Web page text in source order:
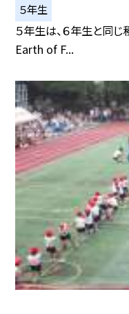
５年生
５年生は、６年生と同
Earth of F...